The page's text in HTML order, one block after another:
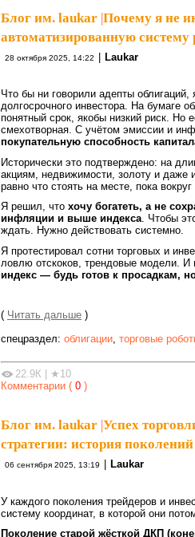
Блог им. laukar |Почему я не
автоматизированную систему
28 октября 2025, 14:22 | Laukar
Что бы ни говорили адепты
долгосрочного инвестора. На бумаге
понятный срок, якобы низкий риск.
смехотворная. С учётом эмиссии и
покупательную способность
Исторически это подтверждено: на
акциям, недвижимости, золоту и
равно что стоять на месте, пока
Я решил, что хочу богатеть, а не
инфляции и выше индекса. Чтобы
ждать. Нужно действовать системно.
Я протестировал сотни торговых и
ловлю отскоков, трендовые модели.
индекс — будь готов к просадкам,
( Читать дальше )
спецраздел: облигации, торговые
22.9К
★10
Комментарии ( 0 )
Блог им. laukar Успех
стратегии: история
06 сентября 2025, 13:19 Laukar
У каждого поколения трейдеров и
систему координат, в которой они
Поколение старой жёсткой ДКП